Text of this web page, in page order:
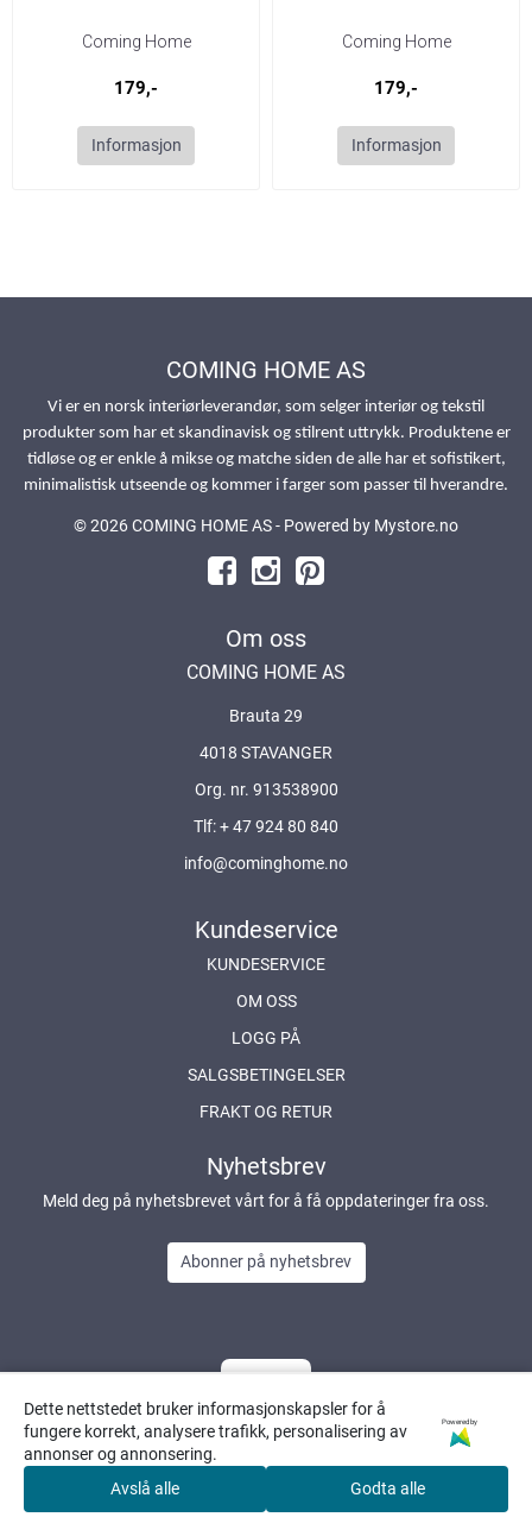
Coming Home
179,-
Informasjon
Coming Home
179,-
Informasjon
COMING HOME AS
Vi er en norsk interiørleverandør, som selger interiør og tekstil
produkter som har et skandinavisk og stilrent uttrykk. Produktene er
tidløse og er enkle å mikse og matche siden de alle har et sofistikert,
minimalistisk utseende og kommer i farger som passer til hverandre.
© 2026 COMING HOME AS - Powered by Mystore.no
Om oss
COMING HOME AS
Brauta 29
4018 STAVANGER
Org. nr. 913538900
Tlf:+ 47 924 80 840
info@cominghome.no
Kundeservice
KUNDESERVICE
OM OSS
LOGG PÅ
SALGSBETINGELSER
FRAKT OG RETUR
Nyhetsbrev
Meld deg på nyhetsbrevet vårt for å få oppdateringer fra oss.
Abonner på nyhetsbrev
Dette nettstedet bruker informasjonskapsler for å
fungere korrekt, analysere trafikk, personalisering av
annonser og annonsering.
Powered by
Avslå alle Godta alle